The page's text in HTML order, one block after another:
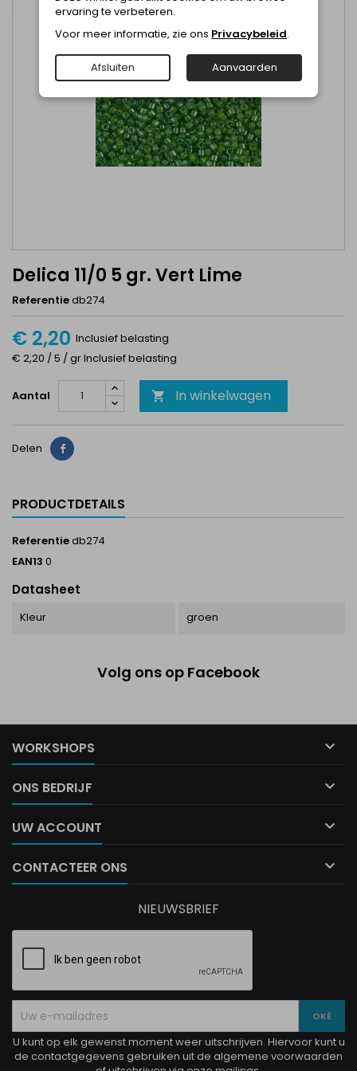
Delica 11/0 5 gr. Vert Lime
Referentiedb274
€ 2,20 Inclusief belasting
€ 2,20 / 5 / gr Inclusief belasting
Aantal  In winkelwagen
Delen Delen
PRODUCTDETAILS
Referentiedb274
EAN13 0
Datasheet
Kleur groen
Volg ons op Facebook
WORKSHOPS 
ONS BEDRIJF 
UW ACCOUNT 
CONTACTEER ONS 
ervaring te verbeteren.
Voor meer informatie, zie ons Privacybeleid.
Afsluiten Aanvaarden
NIEUWSBRIEF
U kunt op elk gewenst moment weer uitschrijven. Hiervoor kunt u
de contactgegevens gebruiken uit de algemene voorwaarden